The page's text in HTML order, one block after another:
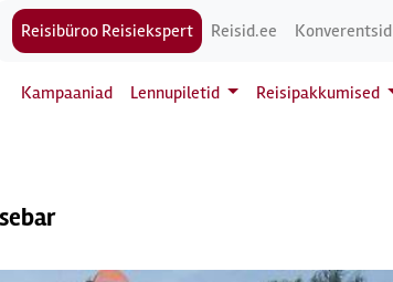
Reisibüroo Reisiekspert Reisid.ee Konverentsid
Kampaaniad Lennupiletid Reisipakkumised